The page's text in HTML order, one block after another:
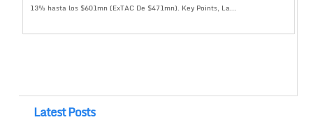
13% hasta los $601mn (ExTAC De $471mn). Key Points, La...
Latest Posts